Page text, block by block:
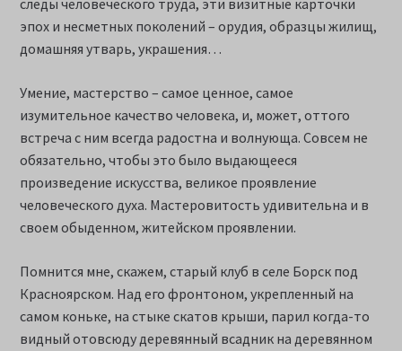
следы человеческого труда, эти визитные карточки
эпох и несметных поколений – орудия, образцы жилищ,
домашняя утварь, украшения…
Умение, мастерство – самое ценное, самое
изумительное качество человека, и, может, оттого
встреча с ним всегда радостна и волнующа. Совсем не
обязательно, чтобы это было выдающееся
произведение искусства, великое проявление
человеческого духа. Мастеровитость удивительна и в
своем обыденном, житейском проявлении.
Помнится мне, скажем, старый клуб в селе Борск под
Красноярском. Над его фронтоном, укрепленный на
самом коньке, на стыке скатов крыши, парил когда-то
видный отовсюду деревянный всадник на деревянном